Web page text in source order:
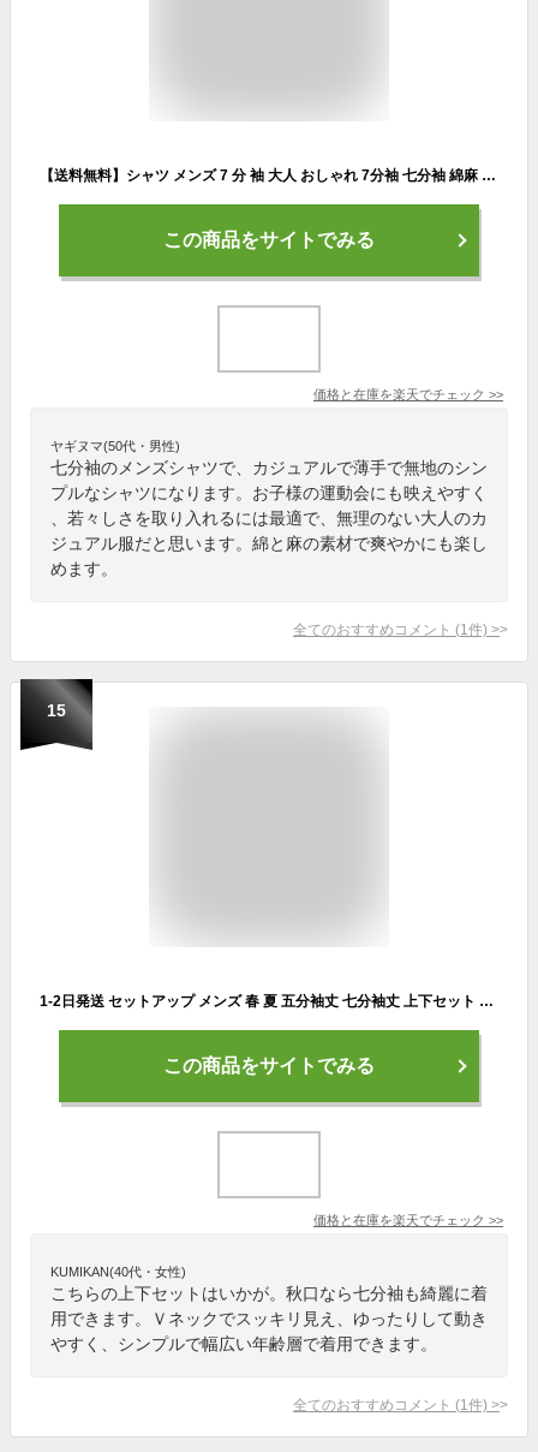
【送料無料】シャツ メンズ 7 分 袖 大人 おしゃれ 7分袖 七分袖 綿麻 麻シャツ トップス カジュアル 薄手 白シャツ 無地 ストライプ柄 シンプル ブランド プレゼント コットン リネン VICCI 服 父の日 春 夏 春服 夏服 ファッション メンズファッション【あす楽対応】↑
この商品をサイトでみる
価格と在庫を楽天でチェック >>
ヤギヌマ(50代・男性)
七分袖のメンズシャツで、カジュアルで薄手で無地のシン
プルなシャツになります。お子様の運動会にも映えやすく
、若々しさを取り入れるには最適で、無理のない大人のカ
ジュアル服だと思います。綿と麻の素材で爽やかにも楽し
めます。
全てのおすすめコメント (1 件) >
15
1-2日発送 セットアップ メンズ 春 夏 五分袖丈 七分袖丈 上下セット スタンドカラー vネック バンドカラー 2点セット カジュアル おしゃれ 夏 かっこいい 夏 夏服 夏物 ホワイト 白 大きいサイズ サーフ系 ビター系 涼しい 涼感 送料無料 翌日配送
この商品をサイトでみる
価格と在庫を楽天でチェック >>
KUMIKAN(40代・女性)
こちらの上下セットはいかが。秋口なら七分袖も綺麗に着
用できます。Ｖネックでスッキリ見え、ゆったりして動き
やすく、シンプルで幅広い年齢層で着用できます。
全てのおすすめコメント (1 件) >